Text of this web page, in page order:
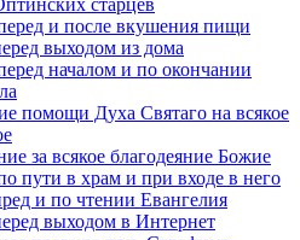
старцев
и после вкушения пищи
выходом из дома
началом и по окончании
помощи Духа Святаго на всякое
за всякое благодеяние Божие
пути в храм и при входе в него
и по чтении Евангелия
выходом в Интернет